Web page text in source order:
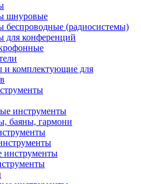
шнуровые
(радиосистемы)
конференций
и комплектующие для
инструменты
баяны, гармони